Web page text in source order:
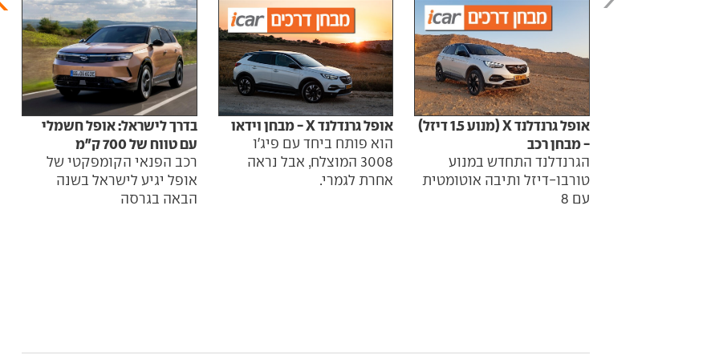
אופל גרנדלנד X (מנוע 1.5 דיזל)
- מבחן רכב
הגרנדלנד התחדש במנוע
טורבו-דיזל ותיבה אוטומטית
עם 8
אופל גרנדלנד X - מבחן וידאו
הוא פותח ביחד עם פיג'ו
3008 המוצלח, אבל נראה
אחרת לגמרי.
בדרך לישראל: אופל חשמלי
עם טווח של 700 ק"מ
רכב הפנאי הקומפקטי של
אופל יגיע לישראל בשנה
הבאה בגרסה